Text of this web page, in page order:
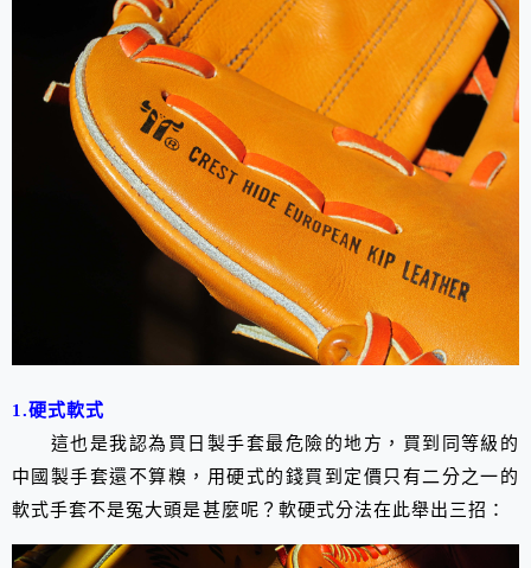
1.硬式軟式
這也是我認為買日製手套最危險的地方，買到同等級的
中國製手套還不算糗，用硬式的錢買到定價只有二分之一的
軟式手套不是冤大頭是甚麼呢？軟硬式分法在此舉出三招：